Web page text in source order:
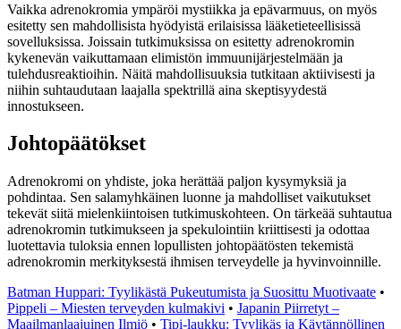
Vaikka adrenokromia ympäröi mystiikka ja epävarmuus, on myös
esitetty sen mahdollisista hyödyistä erilaisissa lääketieteellisissä
sovelluksissa. Joissain tutkimuksissa on esitetty adrenokromin
kykenevän vaikuttamaan elimistön immuunijärjestelmään ja
tulehdusreaktioihin. Näitä mahdollisuuksia tutkitaan aktiivisesti ja
niihin suhtaudutaan laajalla spektrillä aina skeptisyydestä
innostukseen.
Johtopäätökset
Adrenokromi on yhdiste, joka herättää paljon kysymyksiä ja
pohdintaa. Sen salamyhkäinen luonne ja mahdolliset vaikutukset
tekevät siitä mielenkiintoisen tutkimuskohteen. On tärkeää suhtautua
adrenokromin tutkimukseen ja spekulointiin kriittisesti ja odottaa
luotettavia tuloksia ennen lopullisten johtopäätösten tekemistä
adrenokromin merkityksestä ihmisen terveydelle ja hyvinvoinnille.
Batman Huppari: Tyylikästä Pukeutumista ja Suosittu Muotivaate •
Pippeli – Miesten terveyden kulmakivi • Japanin Piirretyt –
Maailmanlaajuinen Ilmiö • Tipi-laukku: Tyylikäs ja Käytännöllinen